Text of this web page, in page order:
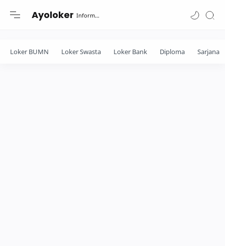
Ayoloker Informasi lowongan khusus Fresh Graduate lulusan Diploma-Sarjana....
Loker BUMN Loker Swasta Loker Bank Diploma Sarjana